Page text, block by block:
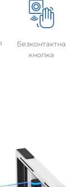
Безконтактна
кнопка